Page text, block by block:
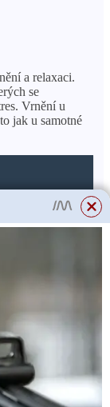
a relaxaci.
se
Vrnění u
jak u samotné
-
s
žádným
the site, you consent